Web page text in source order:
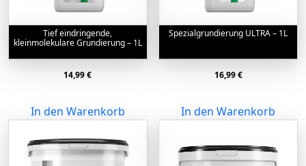
Tief eindringende,
kleinmolekulare Grundierung – 1L
14,99€
In den Warenkorb
Spezialgrundierung ULTRA – 1L
16,99€
In den Warenkorb